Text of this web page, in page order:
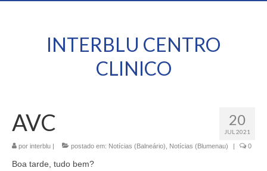
INTERBLU CENTRO
CLINICO
20
JUL 2021
AVC
por interblu | postado em: Notícias (Balneário) Notícias (Blumenau) | 0
Boa tarde, tudo bem?